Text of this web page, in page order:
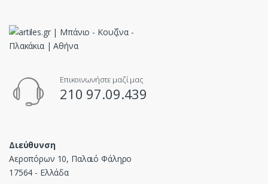
Επικοινωνήστε μαζί μας
210 97.09.439
Διεύθυνση
Αεροπόρων 10, Παλαιό Φάληρο
17564 - Ελλάδα